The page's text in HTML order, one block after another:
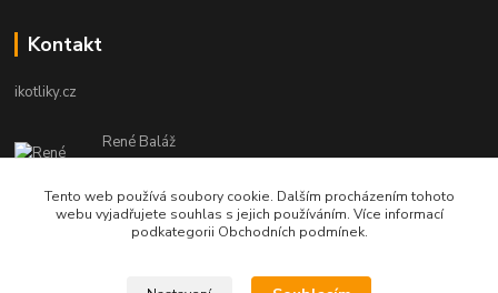
Kontakt
ikotliky.cz
René Baláž
Eshop: +421 902 212 007
od 8:00 - do 16:00 hod
info@ikotliky.cz
Tento web používá soubory cookie. Dalším procházením tohoto
webu vyjadřujete souhlas s jejich používáním. Více informací
podkategorii Obchodních podmínek.